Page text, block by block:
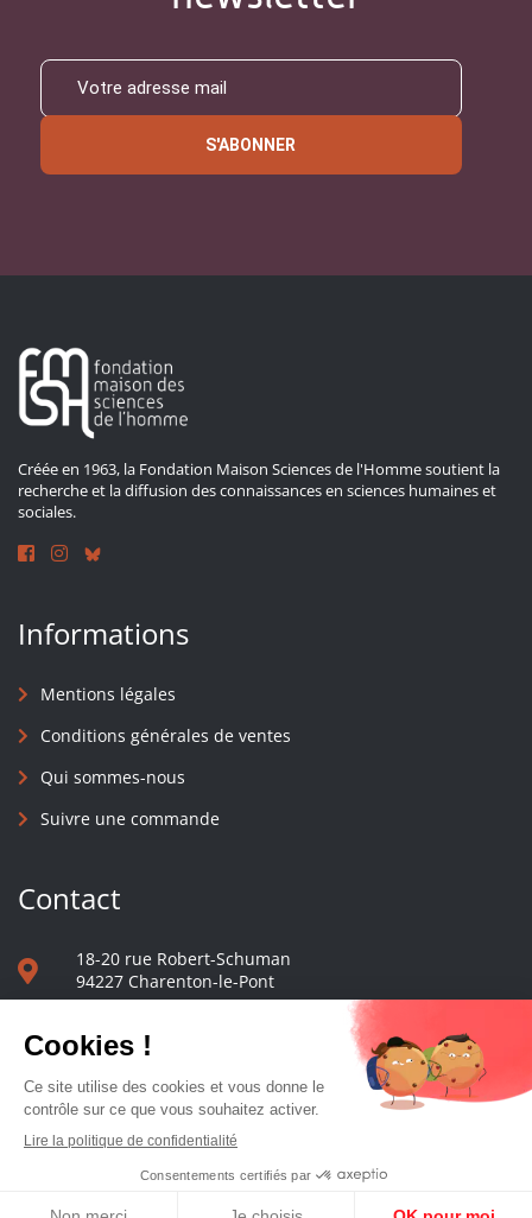
S'ABONNER
Créée en 1963, la Fondation Maison Sciences de l'Homme soutient la
recherche et la diffusion des connaissances en sciences humaines et
sociales.
Informations
Mentions légales
Conditions générales de ventes
Qui sommes-nous
Suivre une commande
Contact
18-20 rue Robert-Schuman
94227 Charenton-le-Pont